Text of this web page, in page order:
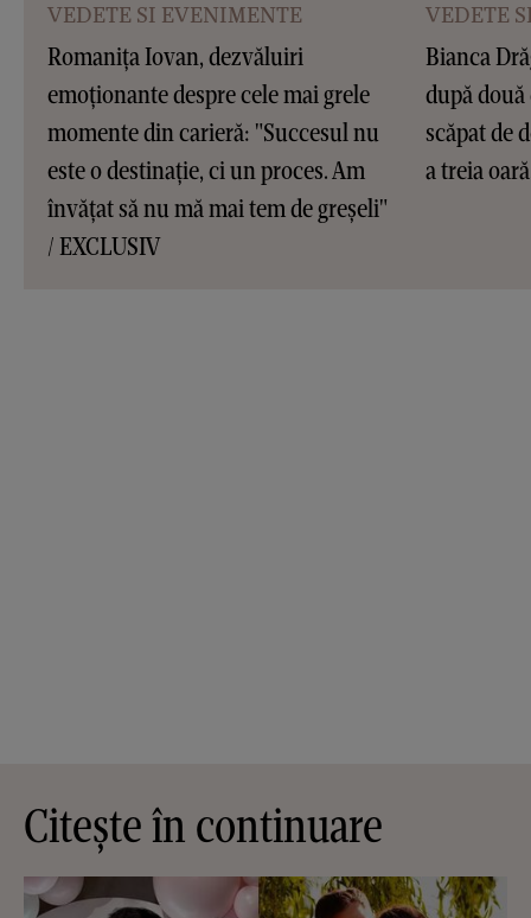
VEDETE SI EVENIMENTE
Romanița Iovan, dezvăluiri
emoționante despre cele mai grele
momente din carieră: "Succesul nu
este o destinație, ci un proces. Am
învățat să nu mă mai tem de greșeli"
/ EXCLUSIV
VEDETE
Bianca
după
scăpat de
a treia
Citește în continuare